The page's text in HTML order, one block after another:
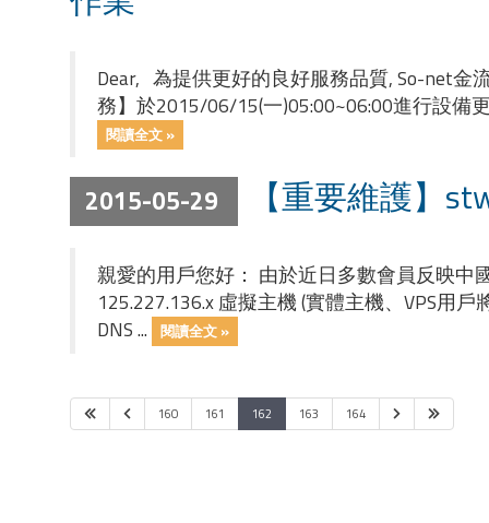
Dear, 為提供更好的良好服務品質, So-net金
務】於2015/06/15(一)05:00~06:00進行設備
閱讀全文 »
2015-05-29 【重要維護】
親愛的用戶您好： 由於近日多數會員反映中
125.227.136.x 虛擬主機 (實體主機、VPS用
DNS ...
閱讀全文 »
160 161 162 163 164